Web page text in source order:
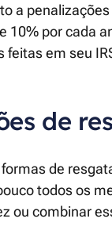
a
10% por cada
feitas em seu
de
de
todos os
ou combinar